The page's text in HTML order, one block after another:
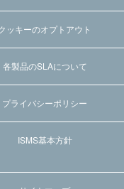
ッキーのオプトアウト
各製品のSLAについて
プライバシーポリシー
ISMS基本方針